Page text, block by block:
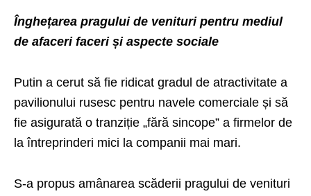
Înghețarea pragului de venituri pentru mediul
de afaceri faceri și aspecte sociale
Putin a cerut să fie ridicat gradul de atractivitate a
pavilionului rusesc pentru navele comerciale și să
fie asigurată o tranziție „fără sincope” a firmelor de
la întreprinderi mici la companii mai mari.
S-a propus amânarea scăderii pragului de venituri